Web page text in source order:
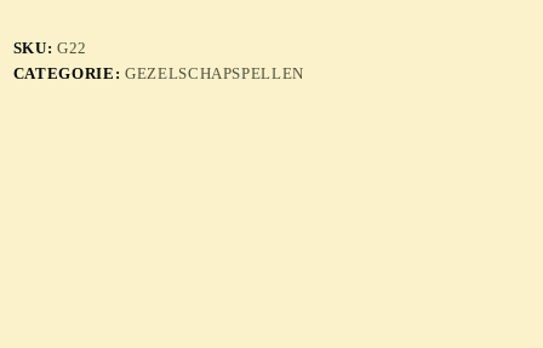
SKU:G22
CATEGORIE: GEZELSCHAPSPELLEN